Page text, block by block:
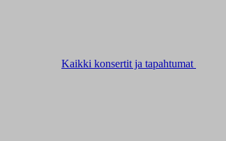
Kaikki konsertit ja tapahtumat